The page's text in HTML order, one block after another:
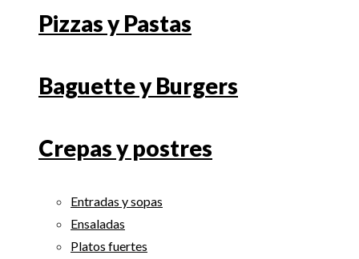
Pizzas y Pastas
Baguette y Burgers
Crepas y postres
Entradas y sopas
Ensaladas
Platos fuertes